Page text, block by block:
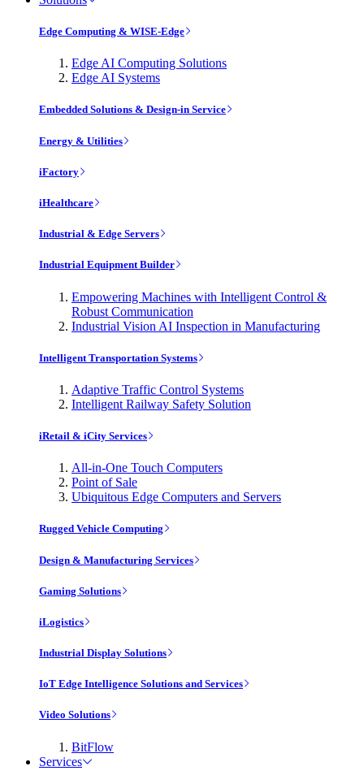
Edge Computing & WISE-Edge
Edge AI Computing Solutions
Edge AI Systems
Embedded Solutions & Design-in Service
Energy & Utilities
iFactory
iHealthcare
Industrial & Edge Servers
Industrial Equipment Builder
Empowering Machines with Intelligent Control &
Robust Communication
Industrial Vision AI Inspection in Manufacturing
Intelligent Transportation Systems
Adaptive Traffic Control Systems
Intelligent Railway Safety Solution
iRetail & iCity Services
All-in-One Touch Computers
Point of Sale
Ubiquitous Edge Computers and Servers
Rugged Vehicle Computing
Design & Manufacturing Services
Gaming Solutions
iLogistics
Industrial Display Solutions
IoT Edge Intelligence Solutions and Services
Video Solutions
BitFlow
Services